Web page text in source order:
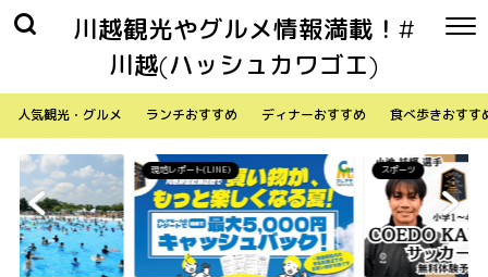
川越観光やグルメ情報満載！#
川越(ハッシュカワゴエ)
人気観光・グルメ ランチおすすめ ディナーおすすめ 食べ歩きおすす
スポーツ 生活